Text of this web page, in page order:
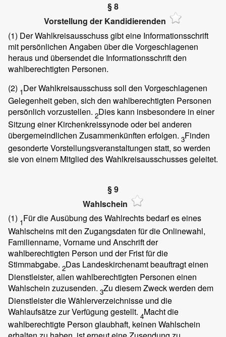
§ 8
Vorstellung der Kandidierenden
(1) Der Wahlkreisausschuss gibt eine Informationsschrift
mit persönlichen Angaben über die Vorgeschlagenen
heraus und übersendet die Informationsschrift den
wahlberechtigten Personen.
(2) 1Der Wahlkreisausschuss soll den Vorgeschlagenen
Gelegenheit geben, sich den wahlberechtigten Personen
persönlich vorzustellen. 2Dies kann insbesondere in einer
Sitzung einer Kirchenkreissynode oder bei anderen
übergemeindlichen Zusammenkünften erfolgen. 3Finden
gesonderte Vorstellungsveranstaltungen statt, so werden
sie von einem Mitglied des Wahlkreisausschusses geleitet.
§ 9
Wahlschein
(1) 1Für die Ausübung des Wahlrechts bedarf es eines
Wahlscheins mit den Zugangsdaten für die Onlinewahl,
Familienname, Vorname und Anschrift der
wahlberechtigten Person und der Frist für die
Stimmabgabe. 2Das Landeskirchenamt beauftragt einen
Dienstleister, allen wahlberechtigten Personen einen
Wahlschein zuzusenden. 3Zu diesem Zweck werden dem
Dienstleister die Wählerverzeichnisse und die
Wahlaufsätze zur Verfügung gestellt. 4Macht die
wahlberechtigte Person glaubhaft, keinen Wahlschein